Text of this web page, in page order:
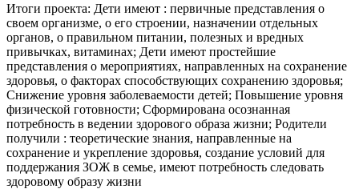
Итоги проекта: Дети имеют : первичные представления о
своем организме, о его строении, назначении отдельных
органов, о правильном питании, полезных и вредных
привычках, витаминах; Дети имеют простейшие
представления о мероприятиях, направленных на сохранение
здоровья, о факторах способствующих сохранению здоровья;
Снижение уровня заболеваемости детей; Повышение уровня
физической готовности; Сформирована осознанная
потребность в ведении здорового образа жизни; Родители
получили : теоретические знания, направленные на
сохранение и укрепление здоровья, создание условий для
поддержания ЗОЖ в семье, имеют потребность следовать
здоровому образу жизни